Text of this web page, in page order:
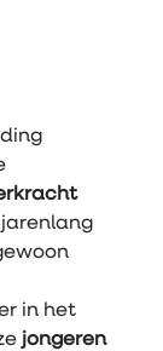
in het
jongeren